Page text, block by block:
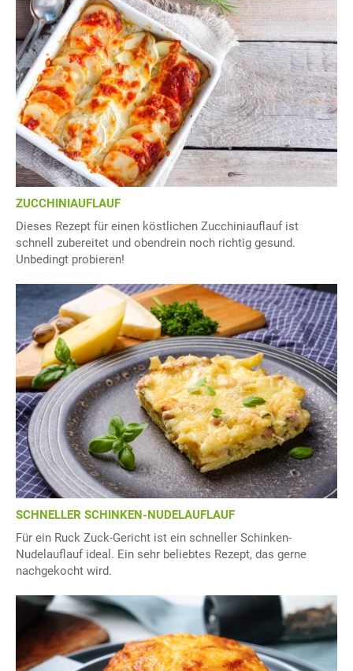
ZUCCHINIAUFLAUF
Dieses Rezept für einen köstlichen Zucchiniauflauf ist
schnell zubereitet und obendrein noch richtig gesund.
Unbedingt probieren!
SCHNELLER SCHINKEN-NUDELAUFLAUF
Für ein Ruck Zuck-Gericht ist ein schneller Schinken-
Nudelauflauf ideal. Ein sehr beliebtes Rezept, das gerne
nachgekocht wird.